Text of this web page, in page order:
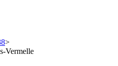
Vermelle